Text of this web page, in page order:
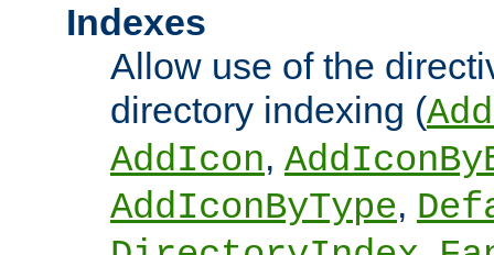
Indexes
Allow use of the
directory indexing (
AddIcon,
AddIconByType,